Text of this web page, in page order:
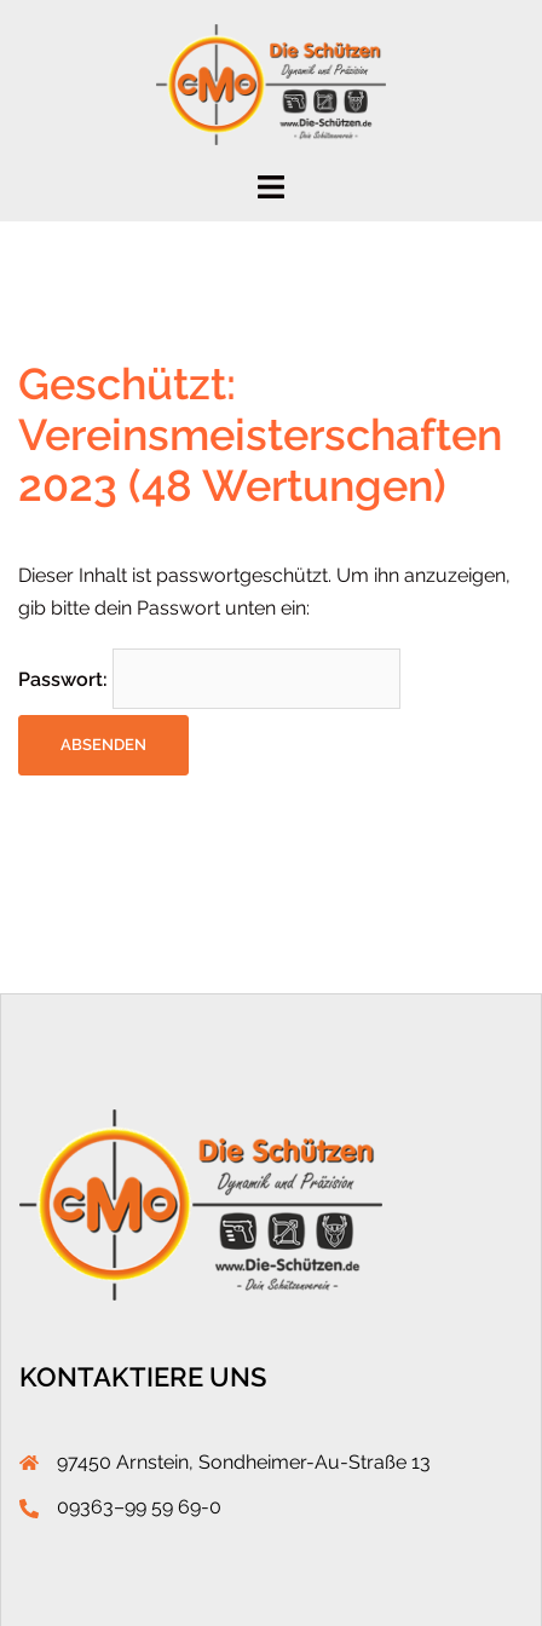
Geschützt:
Vereinsmeisterschaften
2023 (48 Wertungen)
Dieser Inhalt ist passwortgeschützt. Um ihn anzuzeigen,
gib bitte dein Passwort unten ein:
Passwort:
KONTAKTIERE UNS
97450 Arnstein, Sondheimer-Au-Straße 13
09363–99 59 69-0